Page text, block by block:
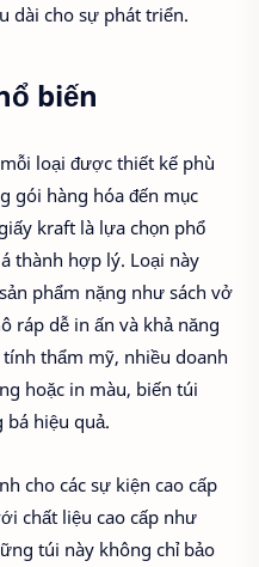
dài cho sự phát triển.
biến
loại được thiết kế phù
gói hàng hóa đến mục
kraft là lựa chọn phổ
thành hợp lý. Loại này
phẩm nặng như sách vở
ráp dễ in ấn và khả năng
thẩm mỹ, nhiều doanh
hoặc in màu, biến túi
bá hiệu quả.
cho các sự kiện cao cấp
chất liệu cao cấp như
túi này không chỉ bảo